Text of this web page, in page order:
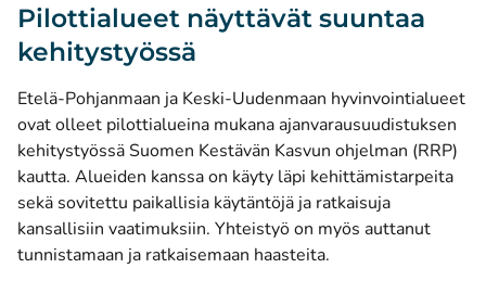
Pilottialueet näyttävät suuntaa
kehitystyössä
Etelä-Pohjanmaan ja Keski-Uudenmaan hyvinvointialueet
ovat olleet pilottialueina mukana ajanvarausuudistuksen
kehitystyössä Suomen Kestävän Kasvun ohjelman (RRP)
kautta. Alueiden kanssa on käyty läpi kehittämistarpeita
sekä sovitettu paikallisia käytäntöjä ja ratkaisuja
kansallisiin vaatimuksiin. Yhteistyö on myös auttanut
tunnistamaan ja ratkaisemaan haasteita.